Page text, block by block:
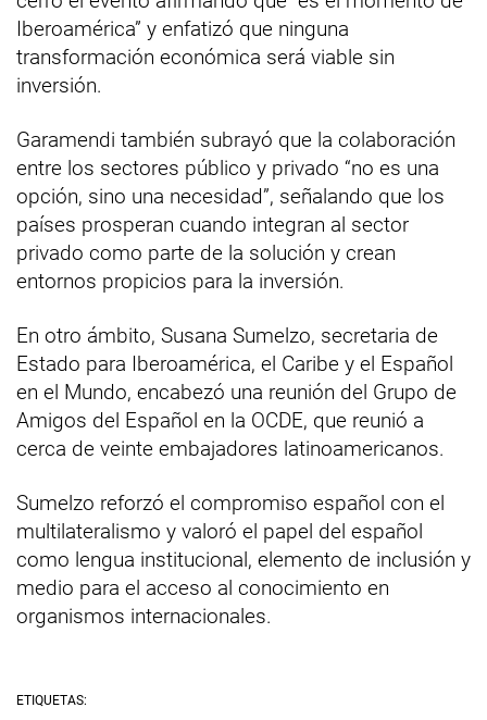
Iberoamérica” y enfatizó que ninguna
transformación económica será viable sin
inversión.
Garamendi también subrayó que la colaboración
entre los sectores público y privado “no es una
opción, sino una necesidad”, señalando que los
países prosperan cuando integran al sector
privado como parte de la solución y crean
entornos propicios para la inversión.
En otro ámbito, Susana Sumelzo, secretaria de
Estado para Iberoamérica, el Caribe y el Español
en el Mundo, encabezó una reunión del Grupo de
Amigos del Español en la OCDE, que reunió a
cerca de veinte embajadores latinoamericanos.
Sumelzo reforzó el compromiso español con el
multilateralismo y valoró el papel del español
como lengua institucional, elemento de inclusión y
medio para el acceso al conocimiento en
organismos internacionales.
ETIQUETAS: